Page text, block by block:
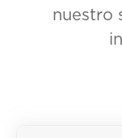
nuestro